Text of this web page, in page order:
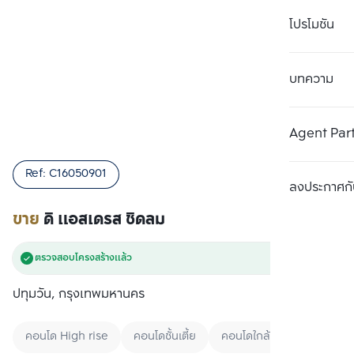
โปรโมชัน
บทความ
Agent
ลงประกาศกั
ขาย ดิ แอสเดรส ชิดลม
Ref: C16050901
ตรวจสอบโครงสร้างแล้ว
ปทุมวัน, กรุงเทพมหานคร
คอนโด High rise คอนโดชั้นเตี้ย คอนโดใกล้ BTS
เปรียบเทียบ